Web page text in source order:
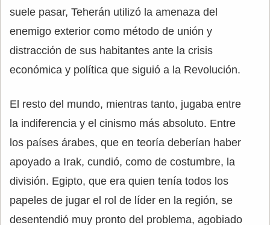
suele pasar, Teherán utilizó la amenaza del
enemigo exterior como método de unión y
distracción de sus habitantes ante la crisis
económica y política que siguió a la Revolución.
El resto del mundo, mientras tanto, jugaba entre
la indiferencia y el cinismo más absoluto. Entre
los países árabes, que en teoría deberían haber
apoyado a Irak, cundió, como de costumbre, la
división. Egipto, que era quien tenía todos los
papeles de jugar el rol de líder en la región, se
desentendió muy pronto del problema, agobiado